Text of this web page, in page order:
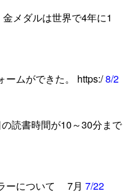
メダルは世界で4年に1
ムができた。 https:/8/2
読書時間が10～30分まで
ーについて 7月 7/22